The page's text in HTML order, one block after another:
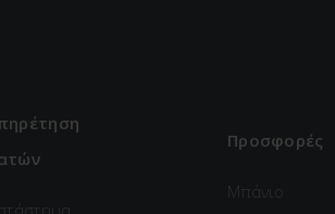
Προσφορές
Μπάνιο